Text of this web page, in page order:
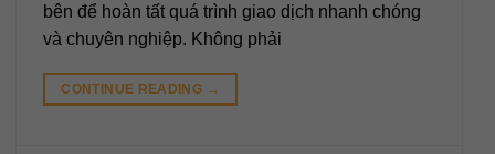
bên để hoàn tất quá trình giao dịch nhanh chóng
và chuyên nghiệp. Không phải
CONTINUE READING →